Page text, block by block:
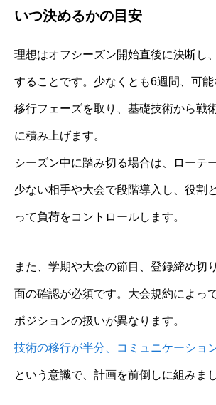
いつ決めるかの目安
理想はオフシーズン開始直後に決断し
することです。少なくとも6週間、可
移行フェーズを取り、基礎技術から戦
に積み上げます。
シーズン中に踏み切る場合は、ローテ
少ない相手や大会で段階導入し、役割
って負荷をコントロールします。
また、学期や大会の節目、登録締め切
面の確認が必須です。大会規約によっ
ポジションの扱いが異なります。
技術の移行が半分、コミュニケーショ
という意識で、計画を前倒しに組みま